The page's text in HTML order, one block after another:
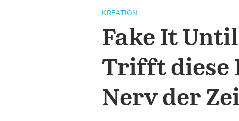
KREATION
Fake It
Trifft diese
Nerv der